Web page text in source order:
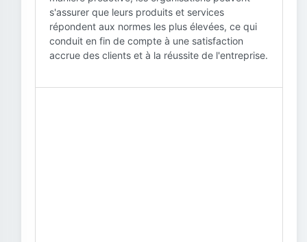
s'assurer que leurs produits et services
répondent aux normes les plus élevées, ce qui
conduit en fin de compte à une satisfaction
accrue des clients et à la réussite de l'entreprise.